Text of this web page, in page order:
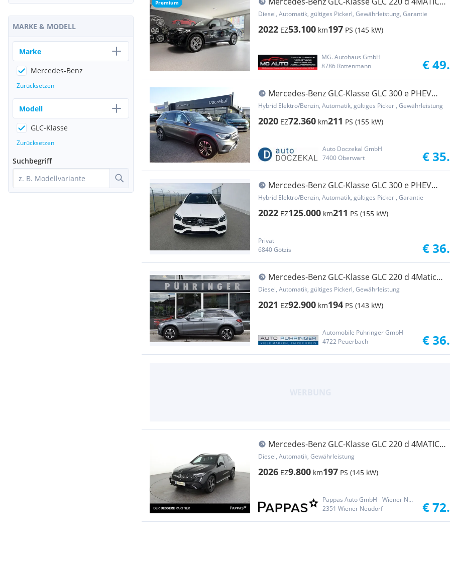
Premium
Aut. *AMG-LINE*RFK*AHK*GARANTIE
Diesel, Automatik, gültiges Pickerl, Gewährleistung, Garantie
2022 EZ53.100 km197 PS (145 kW)
MG. Autohaus GmbH
8786 Rottenmann
€
Mercedes-Benz GLC-Klasse GLC 300 e PHEV
4Matic
Hybrid Elektro/Benzin, Automatik, gültiges Pickerl, Gewährleistung
2020 EZ72.360 km211 PS (155 kW)
Auto Doczekal GmbH
7400 Oberwart
€
Mercedes-Benz GLC-Klasse GLC 300 e PHEV
4Matic
Hybrid Elektro/Benzin, Automatik, gültiges Pickerl, Garantie
2022 EZ125.000 km211 PS (155 kW)
Privat
6840 Götzis
€
Mercedes-Benz GLC-Klasse GLC 220 d 4Matic
(EURO 6d)
Diesel, Automatik, gültiges Pickerl, Gewährleistung
2021 EZ92.900 km194 PS (143 kW)
Automobile Pühringer GmbH
4722 Peuerbach
€
Mercedes-Benz GLC-Klasse GLC 220 d 4MATIC
Totw LED Distr PTS Cam AHK SHZ
Diesel, Automatik, Gewährleistung
2026 EZ9.800 km197 PS (145 kW)
Pappas Auto GmbH - Wiener Neudorf
2351 Wiener Neudorf
€
MARKE & MODELL
Marke
Mercedes-Benz
Zurücksetzen
Modell
GLC-Klasse
Zurücksetzen
Suchbegriff